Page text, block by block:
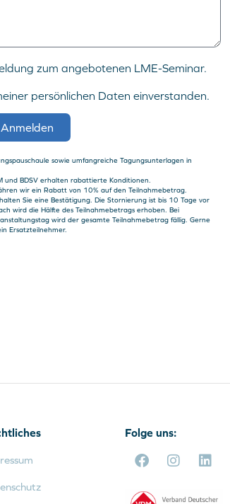
zum angebotenen LME-Seminar.
persönlichen Daten einverstanden.
Anmelden
sowie umfangreiche Tagungsunterlagen in
BDSV erhalten rabattierte Konditionen.
wir ein Rabatt von 10% auf den Teilnahmebetrag.
Sie eine Bestätigung. Die Stornierung ist bis 10 Tage vor
wird die Hälfte des Teilnahmebetrags erhoben. Bei
wird der gesamte Teilnahmebetrag fällig. Gerne
Ersatzteilnehmer.
Folge uns: